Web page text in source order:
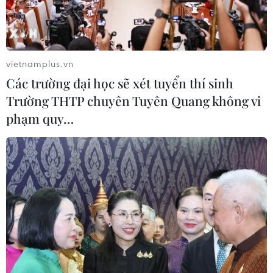
cháy.
(Ảnh minh họa: TTXVN phát)
Ngày 10/4, tại Nông trường 402, nằm trên địa
bàn xã Khánh Bình Tây, huyện Trần Văn Thời,
vietnamplus.vn
Các trường đại học sẽ xét tuyển thí sinh
Trường THTP chuyên Tuyên Quang không vi
phạm quy…